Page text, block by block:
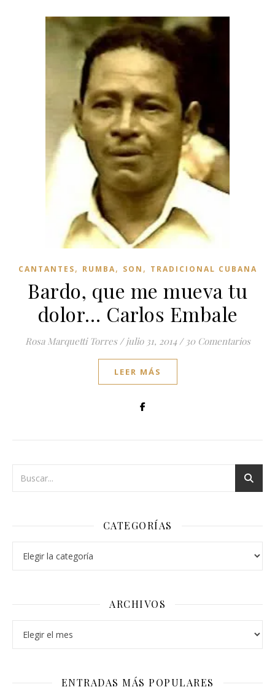
CANTANTES, RUMBA, SON , TRADICIONAL CUBANA
Bardo, que me mueva tu
dolor… Carlos Embale
Rosa Marquetti Torres / julio 31, 2014 / 30 Comentarios
LEER MÁS
CATEGORÍAS
ARCHIVOS
ENTRADAS MÁS POPULARES